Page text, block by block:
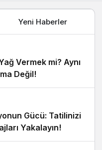
Yeni Haberler
Vermek mi? Aynı
Değil!
Gücü: Tatilinizi
Yakalayın!